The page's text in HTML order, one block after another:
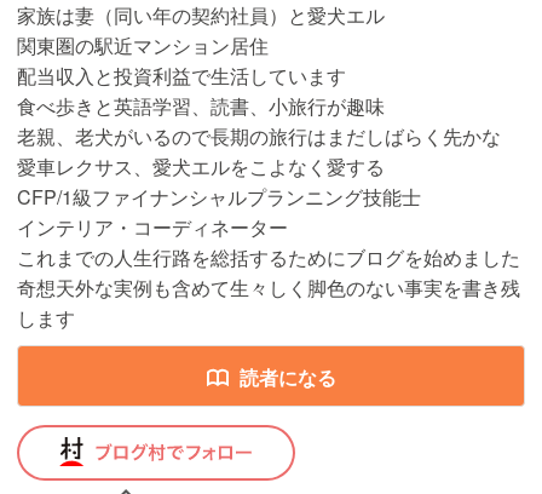
家族は妻（同い年の契約社員）と愛犬エル
関東圏の駅近マンション居住
配当収入と投資利益で生活しています
食べ歩きと英語学習、読書、小旅行が趣味
老親、老犬がいるので長期の旅行はまだしばらく先かな
愛車レクサス、愛犬エルをこよなく愛する
CFP/1級ファイナンシャルプランニング技能士
インテリア・コーディネーター
これまでの人生行路を総括するためにブログを始めました
奇想天外な実例も含めて生々しく脚色のない事実を書き残
します
読者になる